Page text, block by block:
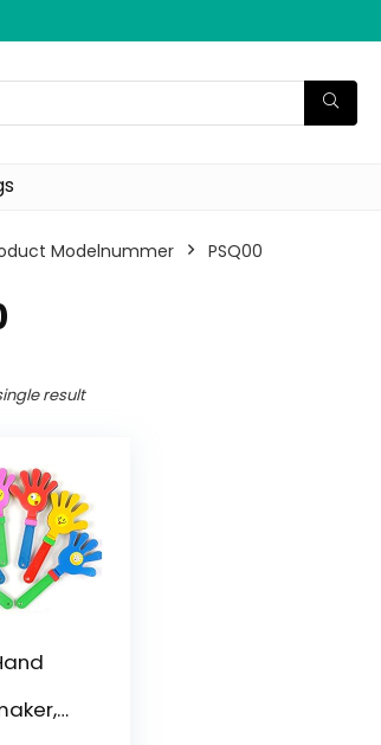
Modelnummer ‎PSQ00
result